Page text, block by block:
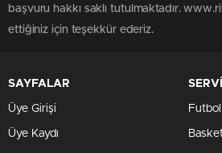
başvuru hakkı saklı tutulmaktadır.
ettiğiniz için teşekkür ederiz.
SAYFALAR
Üye Girişi
Üye Kaydı